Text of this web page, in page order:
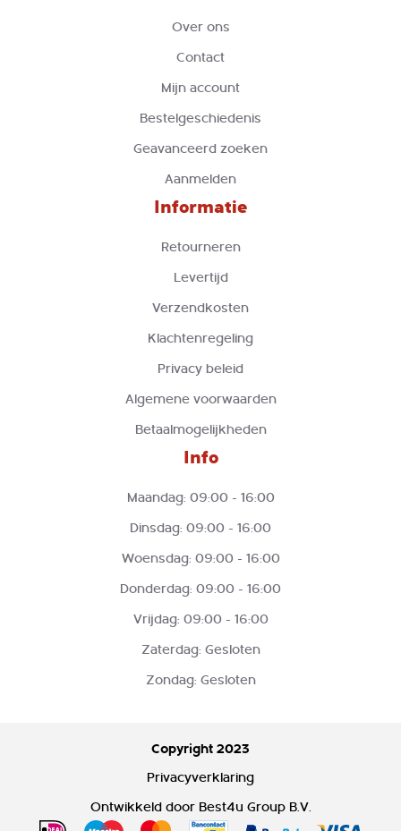
Over ons
Contact
Mijn account
Bestelgeschiedenis
Geavanceerd zoeken
Aanmelden
Informatie
Retourneren
Levertijd
Verzendkosten
Klachtenregeling
Privacy beleid
Algemene voorwaarden
Betaalmogelijkheden
Info
Maandag: 09:00 - 16:00
Dinsdag: 09:00 - 16:00
Woensdag: 09:00 - 16:00
Donderdag: 09:00 - 16:00
Vrijdag: 09:00 - 16:00
Zaterdag: Gesloten
Zondag: Gesloten
Copyright 2023
Privacyverklaring
Ontwikkeld door Best4u Group B.V.